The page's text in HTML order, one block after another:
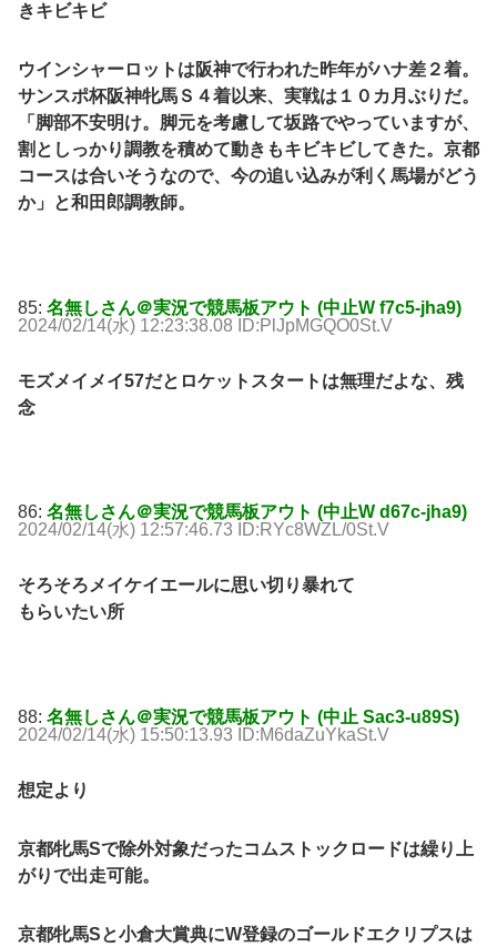
きキビキビ
ウインシャーロットは阪神で行われた昨年がハナ差２着。
サンスポ杯阪神牝馬Ｓ４着以来、実戦は１０カ月ぶりだ。
「脚部不安明け。脚元を考慮して坂路でやっていますが、
割としっかり調教を積めて動きもキビキビしてきた。京都
コースは合いそうなので、今の追い込みが利く馬場がどう
か」と和田郎調教師。
85: 名無しさん＠実況で競馬板アウト (中止W f7c5-jha9)
2024/02/14(水) 12:23:38.08 ID:PlJpMGQO0St.V
モズメイメイ57だとロケットスタートは無理だよな、残
念
86: 名無しさん＠実況で競馬板アウト (中止W d67c-jha9)
2024/02/14(水) 12:57:46.73 ID:RYc8WZL/0St.V
そろそろメイケイエールに思い切り暴れて
もらいたい所
88: 名無しさん＠実況で競馬板アウト (中止 Sac3-u89S)
2024/02/14(水) 15:50:13.93 ID:M6daZuYkaSt.V
想定より
京都牝馬Sで除外対象だったコムストックロードは繰り上
がりで出走可能。
京都牝馬Sと小倉大賞典にW登録のゴールドエクリプスは